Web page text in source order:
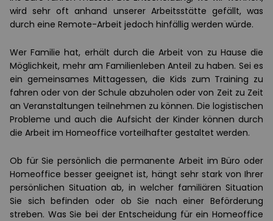
wird sehr oft anhand unserer Arbeitsstätte gefällt, was
durch eine Remote-Arbeit jedoch hinfällig werden würde.
Wer Familie hat, erhält durch die Arbeit von zu Hause die
Möglichkeit, mehr am Familienleben Anteil zu haben. Sei es
ein gemeinsames Mittagessen, die Kids zum Training zu
fahren oder von der Schule abzuholen oder von Zeit zu Zeit
an Veranstaltungen teilnehmen zu können. Die logistischen
Probleme und auch die Aufsicht der Kinder können durch
die Arbeit im Homeoffice vorteilhafter gestaltet werden.
Ob für Sie persönlich die permanente Arbeit im Büro oder
Homeoffice besser geeignet ist, hängt sehr stark von Ihrer
persönlichen Situation ab, in welcher familiären Situation
Sie sich befinden oder ob Sie nach einer Beförderung
streben. Was Sie bei der Entscheidung für ein Homeoffice